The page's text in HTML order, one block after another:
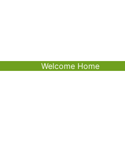
Welcome Home